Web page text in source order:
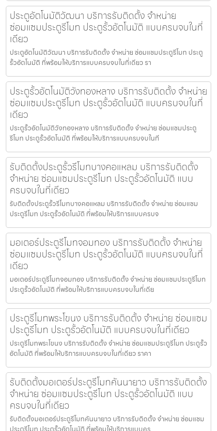
ประตูอัตโนมัติวัฒนา บริการรับติดตั้ง จำหน่าย
ซ่อมแซมประตูรีโมท ประตูรั้วอัตโนมัติ แบบครบจบในที่
เดียว
ประตูอัตโนมัติวัฒนา บริการรับติดตั้ง จำหน่าย ซ่อมแซมประตูรีโมท ประตู
รั้วอัตโนมัติ ที่พร้อมให้บริการแบบครบจบในที่เดียว รา
ประตูรั้วอัตโนมัติวังทองหลาง บริการรับติดตั้ง จำหน่าย
ซ่อมแซมประตูรีโมท ประตูรั้วอัตโนมัติ แบบครบจบในที่
เดียว
ประตูรั้วอัตโนมัติวังทองหลาง บริการรับติดตั้ง จำหน่าย ซ่อมแซมประตู
รีโมท ประตูรั้วอัตโนมัติ ที่พร้อมให้บริการแบบครบจบในที
รับติดตั้งประตูรั้วรีโมทบางคอแหลม บริการรับติดตั้ง
จำหน่าย ซ่อมแซมประตูรีโมท ประตูรั้วอัตโนมัติ แบบ
ครบจบในที่เดียว
รับติดตั้งประตูรั้วรีโมทบางคอแหลม บริการรับติดตั้ง จำหน่าย ซ่อมแซม
ประตูรีโมท ประตูรั้วอัตโนมัติ ที่พร้อมให้บริการแบบครบจ
มอเตอร์ประตูรีโมทจอมทอง บริการรับติดตั้ง จำหน่าย
ซ่อมแซมประตูรีโมท ประตูรั้วอัตโนมัติ แบบครบจบในที่
เดียว
มอเตอร์ประตูรีโมทจอมทอง บริการรับติดตั้ง จำหน่าย ซ่อมแซมประตูรีโมท
ประตูรั้วอัตโนมัติ ที่พร้อมให้บริการแบบครบจบในที่เดีย
ประตูรีโมทพระโขนง บริการรับติดตั้ง จำหน่าย ซ่อมแซม
ประตูรีโมท ประตูรั้วอัตโนมัติ แบบครบจบในที่เดียว
ประตูรีโมทพระโขนง บริการรับติดตั้ง จำหน่าย ซ่อมแซมประตูรีโมท ประตูรั้ว
อัตโนมัติ ที่พร้อมให้บริการแบบครบจบในที่เดียว ราคา
รับติดตั้งมอเตอร์ประตูรีโมทคันนายาว บริการรับติดตั้ง
จำหน่าย ซ่อมแซมประตูรีโมท ประตูรั้วอัตโนมัติ แบบ
ครบจบในที่เดียว
รับติดตั้งมอเตอร์ประตูรีโมทคันนายาว บริการรับติดตั้ง จำหน่าย ซ่อมแซม